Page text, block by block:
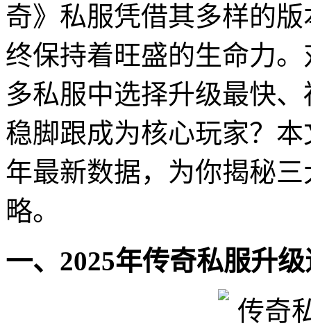
奇》私服凭借其多样的
终保持着旺盛的生命力
多私服中选择升级最快
稳脚跟成为核心玩家？
年最新数据，为你揭秘
略。
一、2025年传奇私服升